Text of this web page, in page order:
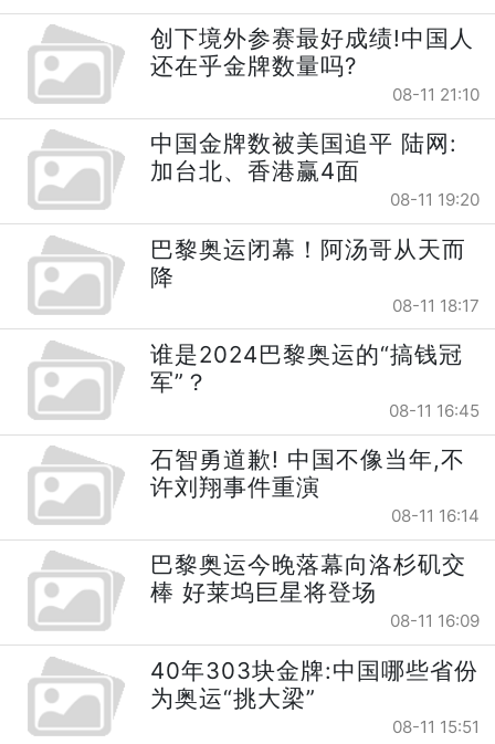
创下境外参赛最好成绩!中国人
还在乎金牌数量吗?
08-11 21:10
中国金牌数被美国追平 陆网:
加台北、香港赢4面
08-11 19:20
巴黎奥运闭幕！阿汤哥从天而
降
08-11 18:17
谁是2024巴黎奥运的“搞钱冠
军”？
08-11 16:45
石智勇道歉! 中国不像当年,不
许刘翔事件重演
08-11 16:14
巴黎奥运今晚落幕向洛杉矶交
棒 好莱坞巨星将登场
08-11 16:09
40年303块金牌:中国哪些省份
为奥运“挑大梁”
08-11 15:51